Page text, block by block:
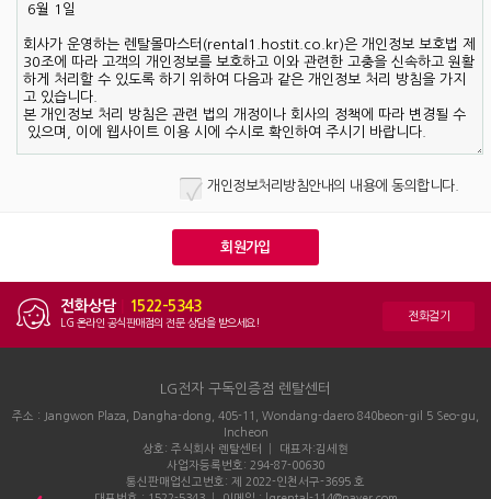
개인정보처리방침안내의 내용에 동의합니다.
전화상담 1522-5343
LG 온라인 공식판매점의 전문 상담을 받으세요! 전화걸기
LG전자 구독인증점 렌탈센터
주소 : Jangwon Plaza, Dangha-dong, 405-11, Wondang-daero 840beon-gil 5 Seo-gu,
Incheon
상호: 주식회사 렌탈센터 │ 대표자:김세현
사업자등록번호: 294-87-00630
통신판매업신고번호: 제 2022-인천서구-3695 호